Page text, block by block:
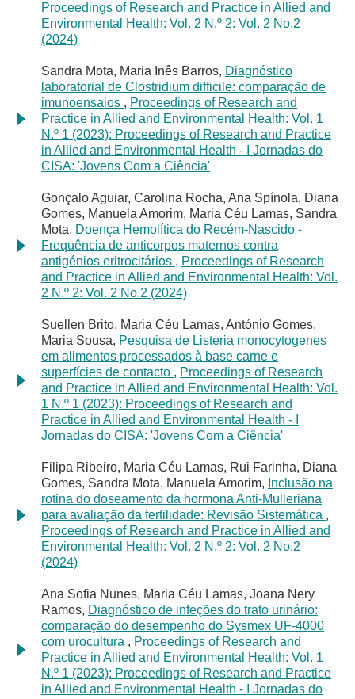
Proceedings of Research and Practice in Allied and
Environmental Health: Vol. 2 N.º 2: Vol. 2 No.2
(2024)
Sandra Mota, Maria Inês Barros, Diagnóstico
laboratorial de Clostridium difficile: comparação de
imunoensaios , Proceedings of Research and
Practice in Allied and Environmental Health: Vol. 1
N.º 1 (2023): Proceedings of Research and Practice
in Allied and Environmental Health - I Jornadas do
CISA: 'Jovens Com a Ciência'
Gonçalo Aguiar, Carolina Rocha, Ana Spínola, Diana
Gomes, Manuela Amorim, Maria Céu Lamas, Sandra
Mota, Doença Hemolítica do Recém-Nascido -
Frequência de anticorpos maternos contra
antigénios eritrocitários , Proceedings of Research
and Practice in Allied and Environmental Health: Vol.
2 N.º 2: Vol. 2 No.2 (2024)
Suellen Brito, Maria Céu Lamas, António Gomes,
Maria Sousa, Pesquisa de Listeria monocytogenes
em alimentos processados à base carne e
superfícies de contacto , Proceedings of Research
and Practice in Allied and Environmental Health: Vol.
1 N.º 1 (2023): Proceedings of Research and
Practice in Allied and Environmental Health - I
Jornadas do CISA: 'Jovens Com a Ciência'
Filipa Ribeiro, Maria Céu Lamas, Rui Farinha, Diana
Gomes, Sandra Mota, Manuela Amorim, Inclusão na
rotina do doseamento da hormona Anti-Mulleriana
para avaliação da fertilidade: Revisão Sistemática ,
Proceedings of Research and Practice in Allied and
Environmental Health: Vol. 2 N.º 2: Vol. 2 No.2
(2024)
Ana Sofia Nunes, Maria Céu Lamas, Joana Nery
Ramos, Diagnóstico de infeções do trato urinário:
comparação do desempenho do Sysmex UF-4000
com urocultura , Proceedings of Research and
Practice in Allied and Environmental Health: Vol. 1
N.º 1 (2023): Proceedings of Research and Practice
in Allied and Environmental Health - I Jornadas do